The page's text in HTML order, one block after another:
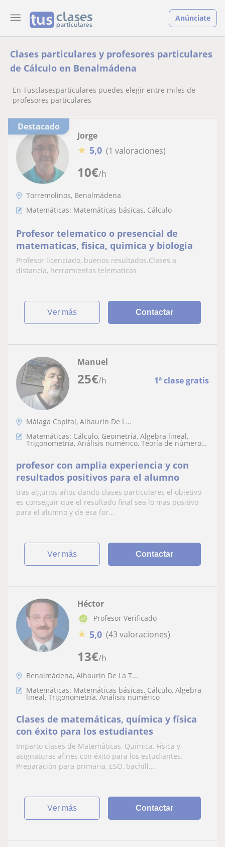
Anúnciate
Clases particulares y profesores particulares
de Cálculo en Benalmádena
En Tusclasesparticulares puedes elegir entre miles de
profesores particulares
Destacado
10€/h
Jorge
★ 5,0 (1 valoraciones)
Torremolinos, Benalmádena
Matemáticas: Matemáticas básicas, Cálculo
Profesor telematico o presencial de
matematicas, fisica, quimica y biologia
Profesor licenciado, buenos resultados.Clases a
distancia, herramientas telematicas
ver más Contactar
25€/h 1ª clase gratis
Manuel
Málaga Capital, Alhaurín De L...
Matemáticas: Cálculo, Geometría, Álgebra lineal,
Trigonometría, Análisis numérico, Teoría de números,
LaTeX, Matemáticas básicas, Matemáticas discretas
profesor con amplia experiencia y con
resultados positivos para el alumno
tras algunos años dando clases particulares el objetivo
es conseguir que el resultado final sea lo mas positivo
para el alumno y de esa for...
ver más Contactar
13€/h
Héctor
Profesor Verificado
★ 5,0 (43 valoraciones)
Benalmádena, Alhaurín De La T...
Matemáticas: Matemáticas básicas, Cálculo, Álgebra
lineal, Trigonometría, Análisis numérico
Clases de matemáticas, química y física
con éxito para los estudiantes
Imparto clases de Matemáticas, Química, Física y
asignaturas afines con éxito para los estudiantes.
Preparación para primaria, ESO, bachill...
ver más Contactar